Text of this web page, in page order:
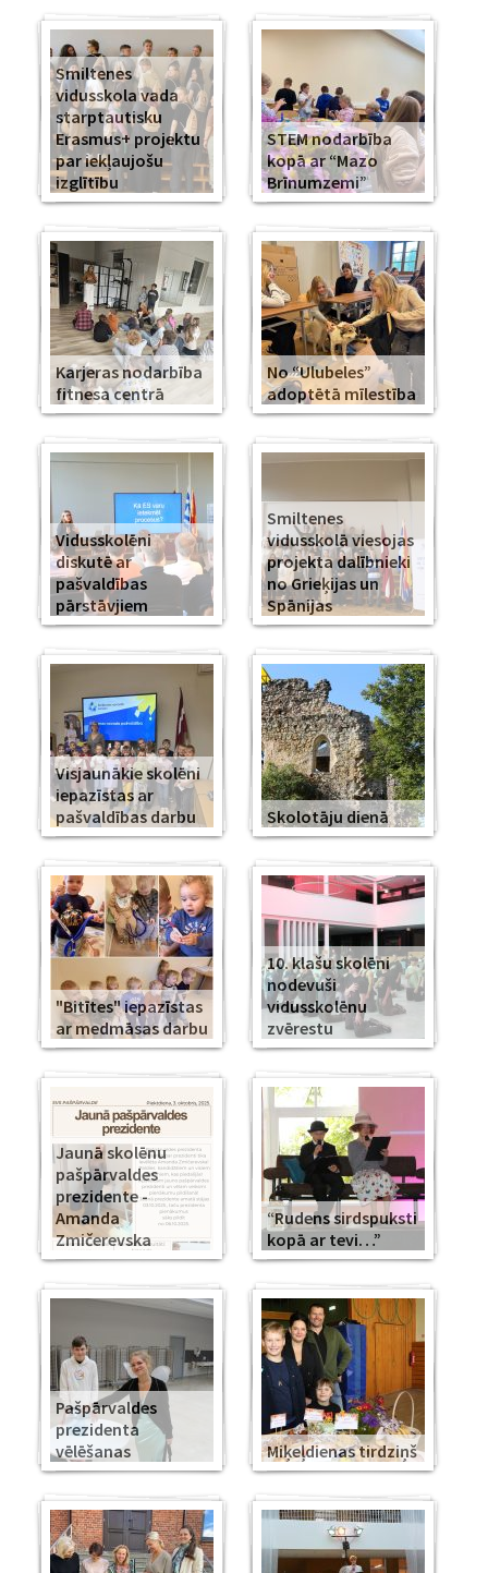
Smiltenes
vidusskola vada
starptautisku
Erasmus+ projektu
par iekļaujošu
izglītību
STEM nodarbība
kopā ar “Mazo
Brīnumzemi”
Karjeras nodarbība
fitnesa centrā
No “Ulubeles”
adoptētā mīlestība
Vidusskolēni
diskutē ar
pašvaldības
pārstāvjiem
Smiltenes
vidusskolā viesojas
projekta dalībnieki
no Grieķijas un
Spānijas
Visjaunākie skolēni
iepazīstas ar
pašvaldības darbu
Skolotāju dienā
"Bitītes" iepazīstas
ar medmāsas darbu
10. klašu skolēni
nodevuši
vidusskolēnu
zvērestu
Jaunā skolēnu
pašpārvaldes
prezidente -
Amanda
Zmičerevska
“Rudens sirdspuksti
kopā ar tevi…”
Pašpārvaldes
prezidenta
vēlēšanas
Miķeļdienas tirdziņš